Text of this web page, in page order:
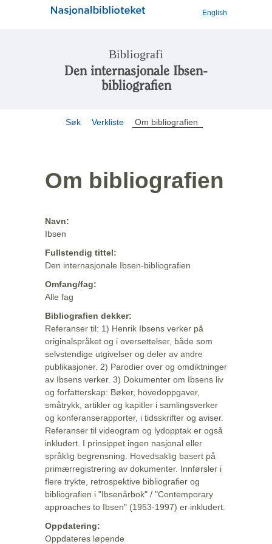
English
Bibliografi
Den internasjonale Ibsen-
bibliografien
Søk Verkliste Om bibliografien
Om bibliografien
Navn:
Ibsen
Fullstendig tittel:
Den internasjonale Ibsen-bibliografien
Omfang/fag:
Alle fag
Bibliografien dekker:
Referanser til: 1) Henrik Ibsens verker på
originalspråket og i oversettelser, både som
selvstendige utgivelser og deler av andre
publikasjoner. 2) Parodier over og omdiktninger
av Ibsens verker. 3) Dokumenter om Ibsens liv
og forfatterskap: Bøker, hovedoppgaver,
småtrykk, artikler og kapitler i samlingsverker
og konferanserapporter, i tidsskrifter og aviser.
Referanser til videogram og lydopptak er også
inkludert. I prinsippet ingen nasjonal eller
språklig begrensning. Hovedsaklig basert på
primærregistrering av dokumenter. Innførsler i
flere trykte, retrospektive bibliografier og
bibliografien i "Ibsenårbok" / "Contemporary
approaches to Ibsen" (1953-1997) er inkludert.
Oppdatering:
Oppdateres løpende